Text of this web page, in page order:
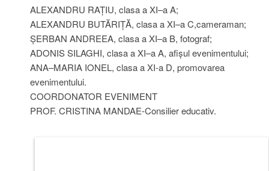
ALEXANDRU RAȚIU, clasa a XI–a A;
ALEXANDRU BUTĂRIȚĂ, clasa a XI–a C,cameraman;
ȘERBAN ANDREEA, clasa a XI–a B, fotograf;
ADONIS SILAGHI, clasa a XI–a A, afișul evenimentului;
ANA–MARIA IONEL, clasa a XI-a D, promovarea
evenimentului.
COORDONATOR EVENIMENT
PROF. CRISTINA MANDAE-Consilier educativ.